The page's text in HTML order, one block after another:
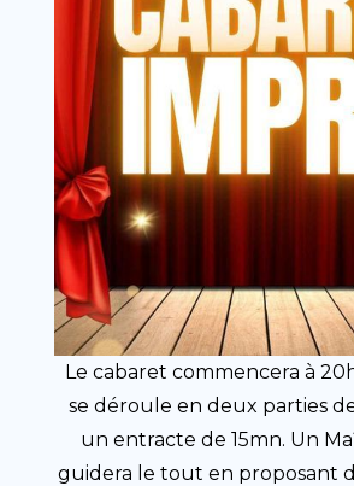
Le cabaret commencera à
se déroule en deux parties
un entracte de 15mn. Un
guidera le tout en proposant